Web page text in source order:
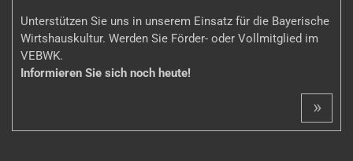
Unterstützen Sie uns in unserem Einsatz für die Bayerische
Wirtshauskultur. Werden Sie Förder- oder Vollmitglied im
VEBWK.
Informieren Sie sich noch heute!
»